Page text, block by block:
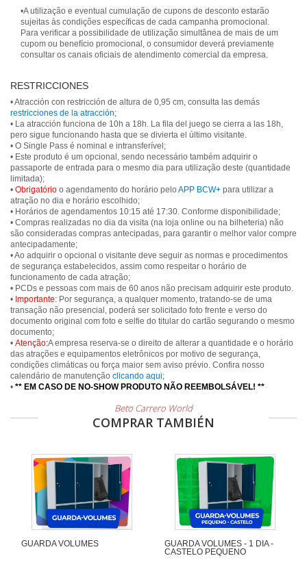
•A utilização e eventual cumulação de cupons de desconto estarão
sujeitas às condições específicas de cada campanha promocional.
Para verificar a possibilidade de utilização simultânea de mais de um
cupom ou benefício promocional, o consumidor deverá previamente
consultar os canais oficiais de atendimento comercial da empresa.
RESTRICCIONES
• Atracción con restricción de altura de 0,95 cm, consulta las demás
restricciones de la atracción;
• La atracción funciona de 10h a 18h. La fila del juego se cierra a las 18h,
pero sigue funcionando hasta que se divierta el último visitante.
• O Single Pass é nominal e intransferível;
• Este produto é um opcional, sendo necessário também adquirir o
passaporte de entrada para o mesmo dia para utilização deste (quantidade
limitada);
• Obrigatório o agendamento do horário pelo APP BCW+ para utilizar a
atração no dia e horário escolhido;
• Horários de agendamentos 10:15 até 17:30. Conforme disponibilidade;
• Compras realizadas no dia da visita (na loja online ou na bilheteria) não
são consideradas compras antecipadas, para garantir o melhor valor compre
antecipadamente;
• Ao adquirir o opcional o visitante deve seguir as normas e procedimentos
de segurança estabelecidos, assim como respeitar o horário de
funcionamento de cada atração;
• PCDs e pessoas com mais de 60 anos não precisam adquirir este produto.
• Importante: Por segurança, a qualquer momento, tratando-se de uma
transação não presencial, poderá ser solicitado foto frente e verso do
documento original com foto e selfie do titular do cartão segurando o mesmo
documento;
• Atenção:A empresa reserva-se o direito de alterar a quantidade e o horário
das atrações e equipamentos eletrônicos por motivo de segurança,
condições climáticas ou força maior sem aviso prévio. Confira nosso
calendário de manutenção clicando aqui;
• ** EM CASO DE NO-SHOW PRODUTO NÃO REEMBOLSÁVEL! **
Beto Carrero World
COMPRAR TAMBIÉN
GUARDA VOLUMES
GUARDA VOLUMES - 1 DIA -
CASTELO PEQUENO